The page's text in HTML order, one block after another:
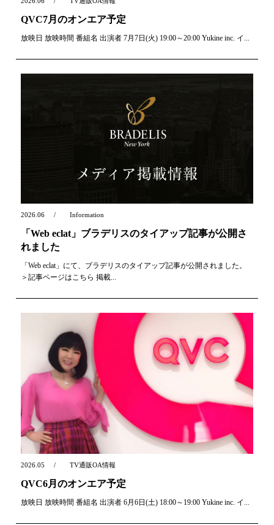
QVC7月のオンエア予定
放映日 放映時間 番組名 出演者 7月7日(火) 19:00～20:00 Yukine inc. イ...
2026.06 Information
「Web eclat」ブラデリスのタイアップ記事が公開さ
れました
「Web eclat」にて、ブラデリスのタイアップ記事が公開されました。
＞記事ページはこちら 掲載...
2026.05 TV通販OA情報
QVC6月のオンエア予定
放映日 放映時間 番組名 出演者 6月6日(土) 18:00～19:00 Yukine inc. イ...